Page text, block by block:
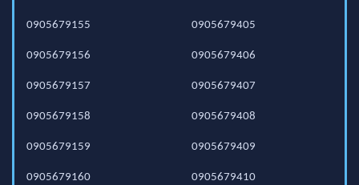
0905679155
0905679156
0905679157
0905679158
0905679159
0905679160
0905679405
0905679406
0905679407
0905679408
0905679409
0905679410